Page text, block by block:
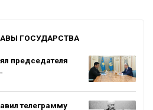
ГОСУДАРСТВА
председателя
телеграмму